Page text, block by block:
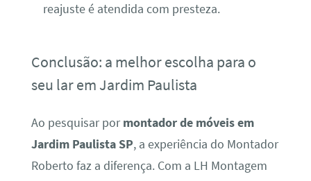
reajuste é atendida com presteza.
Conclusão: a melhor escolha para o
seu lar em Jardim Paulista
Ao pesquisar pormontador de móveis em
Jardim Paulista SP, a experiência do Montador
Roberto faz a diferença. Com a LH Montagem